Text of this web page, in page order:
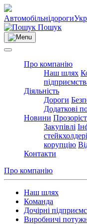
Автомобільнідороги
Пошук
Про компанію
Наш шлях
Діяльність
Дороги
Додаткові
Новини
Закупівлі
корупцію
Контакти
Про компанію
Наш шлях
Команда
Дочірні
Виробничі